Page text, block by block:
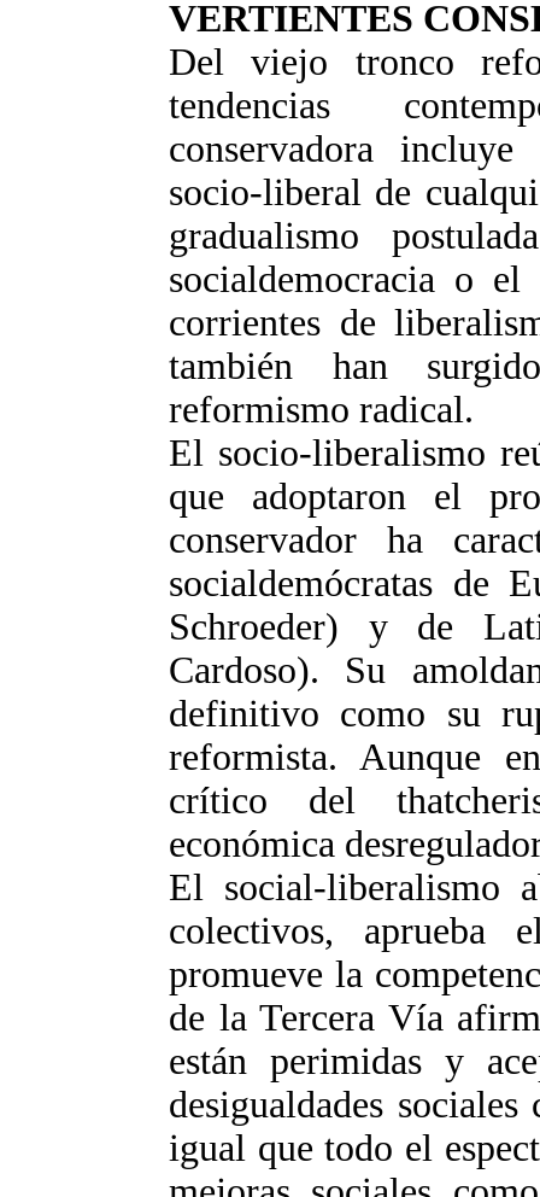
VERTIENTES
Del viejo tronco
tendencias
conservadora
socio-liberal de
gradualismo
socialdemocracia o
corrientes de
también han
reformismo radical.
El socio-liberalismo
que adoptaron el
conservador ha
socialdemócratas de
Schroeder) y de
Cardoso). Su
definitivo como su
reformista. Aunque
crítico del
económica
El social-liberalismo
colectivos, aprueba
promueve la
de la Tercera Vía
están perimidas y
desigualdades
igual que todo el